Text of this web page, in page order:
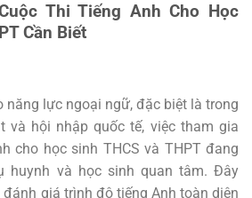
Thi Tiếng Anh Cho Học
Cần Biết
năng lực ngoại ngữ, đặc biệt là trong
và hội nhập quốc tế, việc tham gia
cho học sinh THCS và THPT đang
huynh và học sinh quan tâm. Đây
giá trình độ tiếng Anh toàn diện